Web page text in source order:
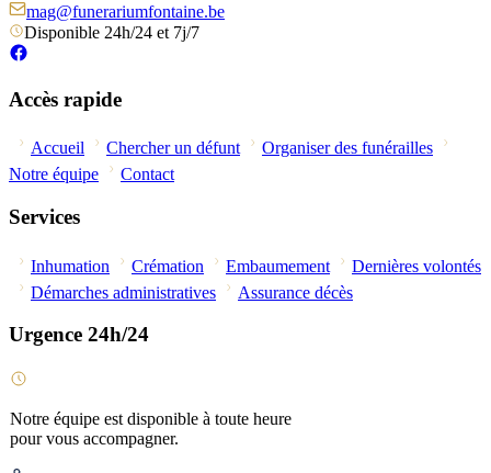
mag@funerariumfontaine.be
Disponible 24h/24 et 7j/7
Accès rapide
Accueil Chercher un défunt
Organiser des funérailles
Notre équipe
Contact
Services
Inhumation Crémation Embaumement
Dernières volontés
Démarches administratives
Assurance décès
Urgence 24h/24
Notre équipe est disponible à toute heure
pour vous accompagner.